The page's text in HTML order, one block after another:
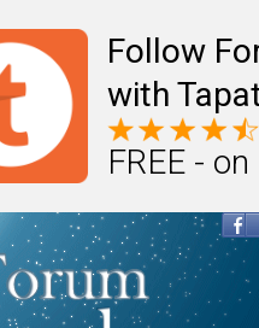
Follow
with
FREE -